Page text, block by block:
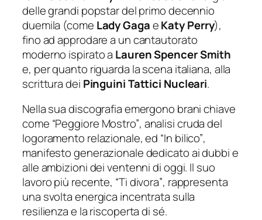
delle grandi popstar del primo decennio
duemila (come Lady GagaeKaty Perry),
fino ad approdare a un cantautorato
moderno ispirato a Lauren Spencer Smith
e, per quanto riguarda la scena italiana, alla
scrittura dei Pinguini Tattici Nucleari.
Nella sua discografia emergono brani chiave
come “Peggiore Mostro”, analisi cruda del
logoramento relazionale, ed “In bilico”,
manifesto generazionale dedicato ai dubbi e
alle ambizioni dei ventenni di oggi. Il suo
lavoro più recente, “Ti divora”, rappresenta
una svolta energica incentrata sulla
resilienza e la riscoperta di sé.